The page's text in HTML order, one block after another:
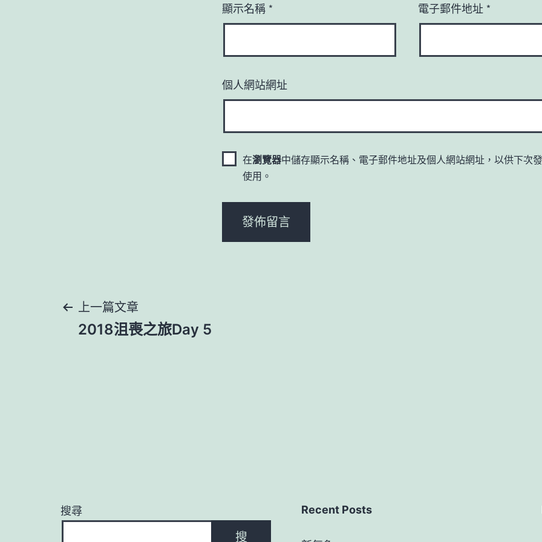
顯示名稱 * 電子郵件地址 *
個人網站網址
在瀏覽器中儲存顯示名稱、電子郵件地址及個人網站網址，以供下次
使用。
文上一篇文章
2018沮喪之旅Day 5
搜尋
搜
Recent Posts